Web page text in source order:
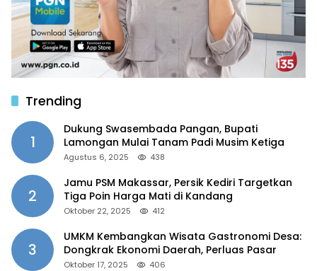
Trending
1
Dukung Swasembada Pangan, Bupati
Lamongan Mulai Tanam Padi Musim Ketiga
Agustus 6, 2025 438
2
Jamu PSM Makassar, Persik Kediri Targetkan
Tiga Poin Harga Mati di Kandang
Oktober 22, 2025 412
3
UMKM Kembangkan Wisata Gastronomi Desa:
Dongkrak Ekonomi Daerah, Perluas Pasar
Oktober 17, 2025 406